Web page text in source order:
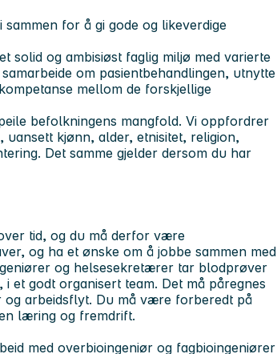
for å gi gode og likeverdige
solid og ambisiøst faglig miljø med varierte
om pasientbehandlingen, utnytte
mellom de forskjellige
befolkningens mangfold. Vi oppfordrer
kjønn, alder, etnisitet, religion,
Det samme gjelder dersom du har
tid, og du må derfor være
og ha et ønske om å jobbe sammen med
og helsesekretærer tar blodprøver
et godt organisert team. Det må påregnes
og arbeidsflyt. Du må være forberedt på
læring og fremdrift.
med overbioingeniør og fagbioingeniører